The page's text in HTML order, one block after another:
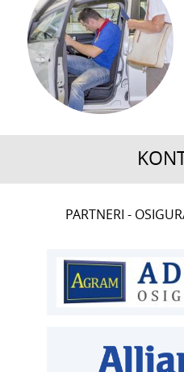
ČLANSTVO
PARTNERI -